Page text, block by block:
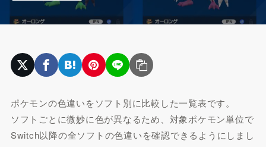
ポケモンの色違いをソフト別に比較した一覧表です。
ソフトごとに微妙に色が異なるため、対象ポケモン単位で
Switch以降の全ソフトの色違いを確認できるようにしまし